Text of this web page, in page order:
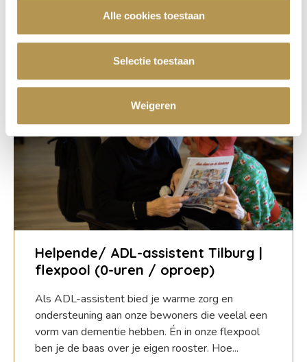
Alle cookies toestaan
Selectie toestaan
Weigeren
Bekijk vacature
Helpende/ ADL-assistent Tilburg |
flexpool (0-uren / oproep)
Als ADL-assistent bied je warme zorg en
ondersteuning aan onze bewoners die veelal een
vorm van dementie hebben. Én in onze flexpool
ben je de baas over je eigen rooster. Hoe...